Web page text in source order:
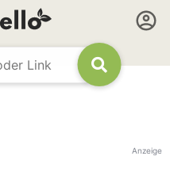
Anzeige